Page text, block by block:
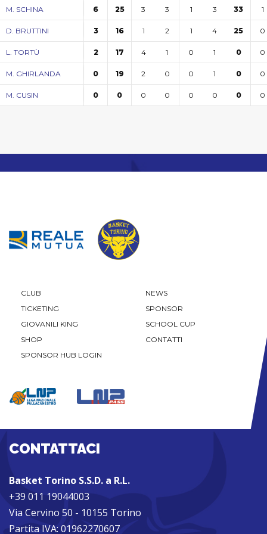
M. SCHINA 6 25 3 3 1 3 33 1
D. BRUTTINI 3 16 1 2 1 4 25 0
L. TORTÙ 2 17 4 1 0 1 0 0
M. GHIRLANDA 0 19 2 0 0 1 0 0
M. CUSIN 0 0 0 0 0 0 0 0
CLUB
NEWS
TICKETING
SPONSOR
GIOVANILI KING
SCHOOL CUP
SHOP
CONTATTI
SPONSOR HUB LOGIN
CONTATTACI
Basket Torino S.S.D. a R.L.
+39 011 19044003
Via Cervino 50 - 10155 Torino
Partita IVA: 01962270607